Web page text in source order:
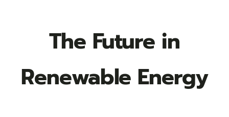
The Future in
Renewable Energy